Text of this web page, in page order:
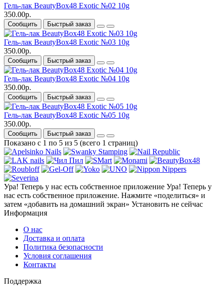
Гель-лак BeautyBox48 Exotic №02 10g
350.00р.
Сообщить Быстрый заказ
Гель-лак BeautyBox48 Exotic №03 10g
350.00р.
Сообщить Быстрый заказ
Гель-лак BeautyBox48 Exotic №04 10g
350.00р.
Сообщить Быстрый заказ
Гель-лак BeautyBox48 Exotic №05 10g
350.00р.
Сообщить Быстрый заказ
Показано с 1 по 5 из 5 (всего 1 страниц)
Ура! Теперь у нас есть собственное приложение Ура! Теперь у
нас есть собственное приложение. Нажмите «поделиться» и
затем «добавить на домашний экран» Установить не сейчас
Информация
О нас
Доставка и оплата
Политика безопасности
Условия соглашения
Контакты
Поддержка